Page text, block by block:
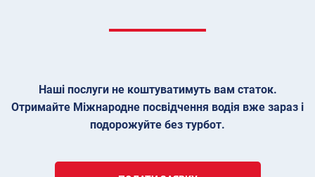
Наші послуги не коштуватимуть вам статок.
Отримайте Міжнародне посвідчення водія вже зараз і
подорожуйте без турбот.